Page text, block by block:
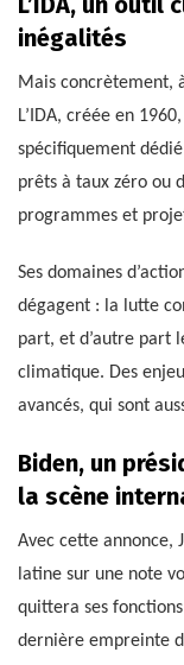
inégalités
Mais concrètement,
L’IDA, créée en
spécifiquement
prêts à taux zéro ou
programmes et
Ses domaines
dégagent : la lutte
part, et d’autre part
climatique. Des
avancés, qui sont
Biden, un
la scène
Avec cette annonce,
latine sur une note
quittera ses
dernière empreinte